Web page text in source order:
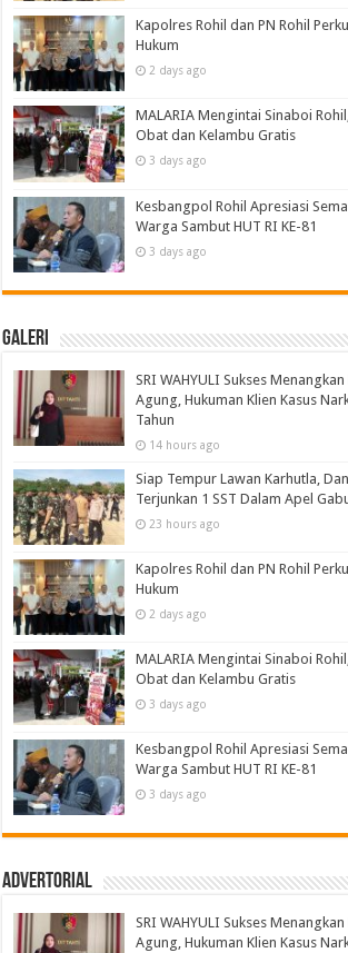
Kapolres Rohil dan PN Rohil
Hukum
2 days ago
MALARIA Mengintai Sinaboi
Obat dan Kelambu Gratis
3 days ago
Kesbangpol Rohil Apresiasi
Warga Sambut HUT RI KE-81
3 days ago
Galeri
SRI WAHYULI Sukses
Agung, Hukuman Klien Kasus
Tahun
14 hours ago
Siap Tempur Lawan Karhutla,
Terjunkan 1 SST Dalam Apel
23 hours ago
Kapolres Rohil dan PN Rohil
Hukum
2 days ago
MALARIA Mengintai Sinaboi
Obat dan Kelambu Gratis
3 days ago
Kesbangpol Rohil Apresiasi
Warga Sambut HUT RI KE-81
3 days ago
Advertorial
SRI WAHYULI Sukses
Agung, Hukuman Klien Kasus